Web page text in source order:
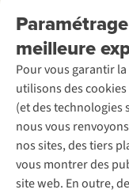
meilleure
Pour vous garantir
utilisons des
(et des
nous vous
nos sites, des tiers
vous montrer des
site web. En outre,
Rétractation d'une
Entretien & réparations
Garantie
Contactez-nous
À propos d’Ayacucho
Nos magasins
À propos
Déclaration
Location / Location
Entretien de ski
Service de lavage
Entretien de chaussures
Réparation de
Réparation de
Retouches
Pour les entreprises
Découvrez
A.S.Magazine
Explore Camp
Gear Check
Expertise & conseils
Abonnez-vous à la